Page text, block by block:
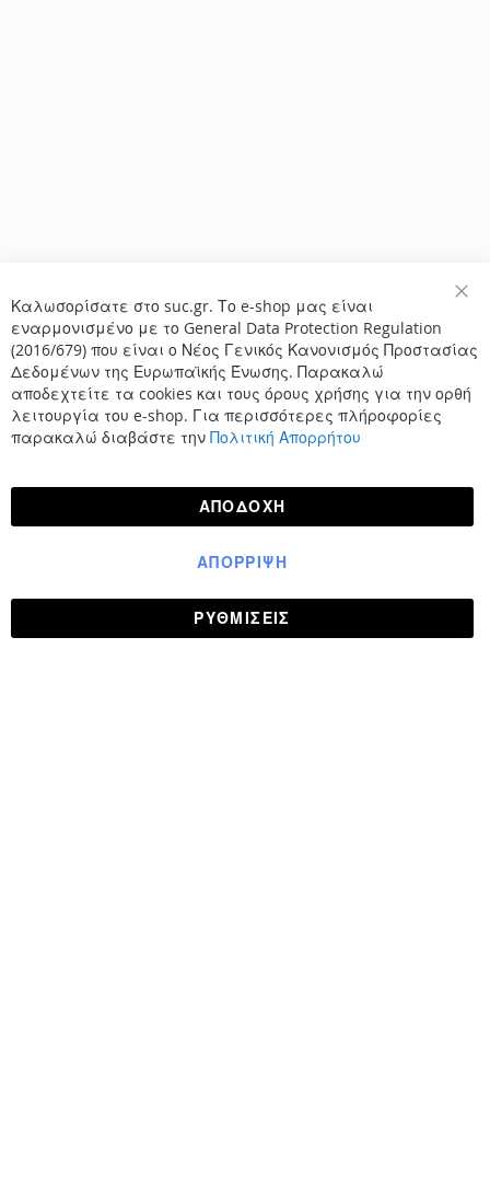
Καλωσορίσατε στο suc.gr. Το e-shop μας είναι
εναρμονισμένο με το General Data Protection Regulation
(2016/679) που είναι ο Νέος Γενικός Κανονισμός Προστασίας
Δεδομένων της Ευρωπαϊκής Ένωσης. Παρακαλώ
αποδεχτείτε τα cookies και τους όρους χρήσης για την ορθή
λειτουργία του e-shop. Για περισσότερες πλήροφορίες
παρακαλώ διαβάστε την Πολιτική Απορρήτου
ΑΠΟΔΟΧΉ
ΡΥΘΜΊΣΕΙΣ
ΑΠΌΡΡΙΨΗ